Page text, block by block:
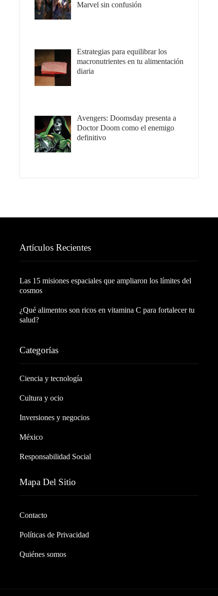
Marvel sin confusión
Estrategias para equilibrar los
macronutrientes en tu alimentación
diaria
Avengers: Doomsday presenta a
Doctor Doom como el enemigo
definitivo
Artículos Recientes
Las 15 misiones espaciales que ampliaron los límites del
cosmos
¿Qué alimentos son ricos en vitamina C para fortalecer tu
salud?
Categorías
Ciencia y tecnología
Cultura y ocio
Inversiones y negocios
México
Responsabilidad Social
Mapa Del Sitio
Contacto
Políticas de Privacidad
Quiénes somos